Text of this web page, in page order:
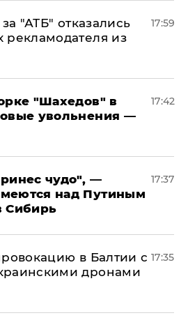
"АТБ" отказались
из
17:59
"Шахедов" в
увольнения —
17:42
чудо", —
над Путиным
Сибирь
17:37
в Балтии с
дронами
17:35